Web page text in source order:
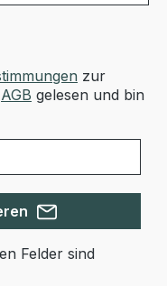
zur
AGB gelesen und bin
Felder sind